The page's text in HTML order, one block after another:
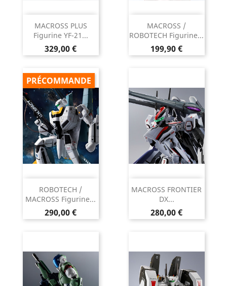
MACROSS PLUS
Figurine YF-21...
Prix
329,00 €
MACROSS /
ROBOTECH Figurine...
Prix
199,90 €
ROBOTECH /
MACROSS Figurine...
Prix
290,00 €
PRÉCOMMANDE
MACROSS FRONTIER
DX...
Prix
280,00 €